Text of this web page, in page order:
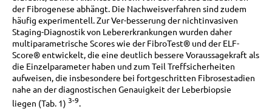
der Fibrogenese abhängt. Die Nachweisverfahren sind zudem
häufig experimentell. Zur Ver-besserung der nichtinvasiven
Staging-Diagnostik von Lebererkrankungen wurden daher
multiparametrische Scores wie der FibroTest® und der ELF-
Score® entwickelt, die eine deutlich bessere Voraussagekraft als
die Einzelparameter haben und zum Teil Treffsicherheiten
aufweisen, die insbesondere bei fortgeschritten Fibrosestadien
nahe an der diagnostischen Genauigkeit der Leberbiopsie
liegen (Tab. 1) 3-9